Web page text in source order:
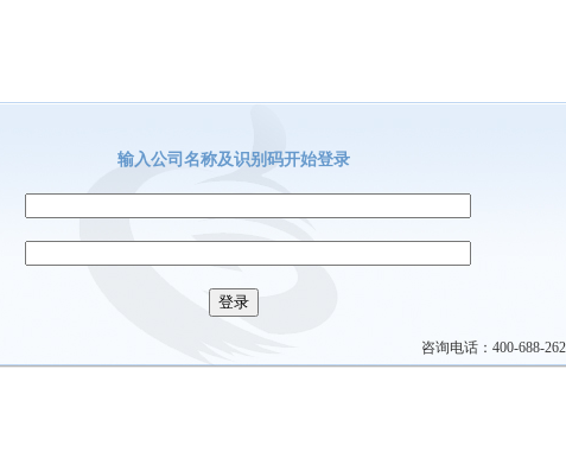
输入公司名称及识别码开始登录
咨询电话：400-